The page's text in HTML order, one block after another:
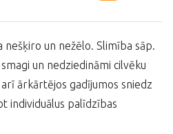
un nežēlo. Slimība sāp.
un nedziedināmi cilvēku
ārkārtējos gadījumos sniedz
individuālus palīdzības